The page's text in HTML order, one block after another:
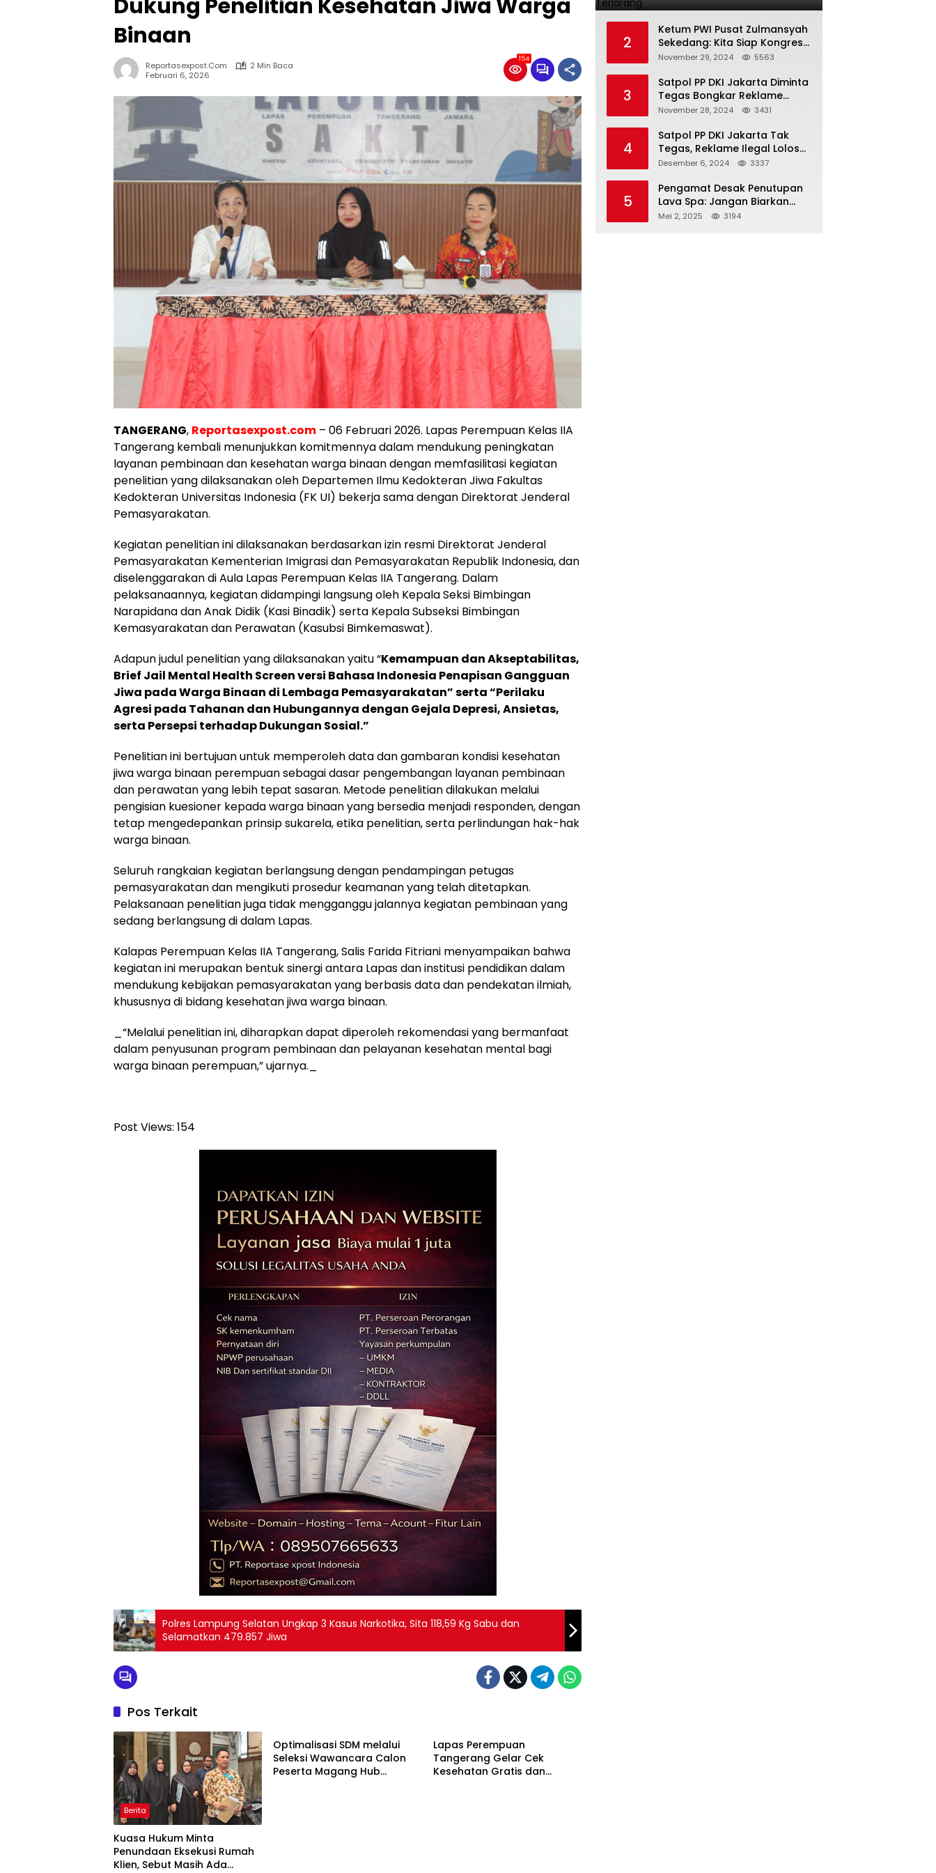
Dukung Penelitian Kesehatan Jiwa Warga
Binaan
Reportasexpost.com
2 Min Baca
Februari 6, 2026
154
TANGERANG, Reportasexpost.com – 06 Februari 2026. Lapas Perempuan Kelas IIA
Tangerang kembali menunjukkan komitmennya dalam mendukung peningkatan
layanan pembinaan dan kesehatan warga binaan dengan memfasilitasi kegiatan
penelitian yang dilaksanakan oleh Departemen Ilmu Kedokteran Jiwa Fakultas
Kedokteran Universitas Indonesia (FK UI) bekerja sama dengan Direktorat Jenderal
Pemasyarakatan.
Kegiatan penelitian ini dilaksanakan berdasarkan izin resmi Direktorat Jenderal
Pemasyarakatan Kementerian Imigrasi dan Pemasyarakatan Republik Indonesia, dan
diselenggarakan di Aula Lapas Perempuan Kelas IIA Tangerang. Dalam
pelaksanaannya, kegiatan didampingi langsung oleh Kepala Seksi Bimbingan
Narapidana dan Anak Didik (Kasi Binadik) serta Kepala Subseksi Bimbingan
Kemasyarakatan dan Perawatan (Kasubsi Bimkemaswat).
Adapun judul penelitian yang dilaksanakan yaitu “Kemampuan dan Akseptabilitas,
Brief Jail Mental Health Screen versi Bahasa Indonesia Penapisan Gangguan
Jiwa pada Warga Binaan di Lembaga Pemasyarakatan” serta “Perilaku
Agresi pada Tahanan dan Hubungannya dengan Gejala Depresi, Ansietas,
serta Persepsi terhadap Dukungan Sosial.”
Penelitian ini bertujuan untuk memperoleh data dan gambaran kondisi kesehatan
jiwa warga binaan perempuan sebagai dasar pengembangan layanan pembinaan
dan perawatan yang lebih tepat sasaran. Metode penelitian dilakukan melalui
pengisian kuesioner kepada warga binaan yang bersedia menjadi responden, dengan
tetap mengedepankan prinsip sukarela, etika penelitian, serta perlindungan hak-hak
warga binaan.
Seluruh rangkaian kegiatan berlangsung dengan pendampingan petugas
pemasyarakatan dan mengikuti prosedur keamanan yang telah ditetapkan.
Pelaksanaan penelitian juga tidak mengganggu jalannya kegiatan pembinaan yang
sedang berlangsung di dalam Lapas.
Kalapas Perempuan Kelas IIA Tangerang, Salis Farida Fitriani menyampaikan bahwa
kegiatan ini merupakan bentuk sinergi antara Lapas dan institusi pendidikan dalam
mendukung kebijakan pemasyarakatan yang berbasis data dan pendekatan ilmiah,
khususnya di bidang kesehatan jiwa warga binaan.
_“Melalui penelitian ini, diharapkan dapat diperoleh rekomendasi yang bermanfaat
dalam penyusunan program pembinaan dan pelayanan kesehatan mental bagi
warga binaan perempuan,” ujarnya._
Post Views: 154
Polres Lampung Selatan Ungkap 3 Kasus Narkotika, Sita 118,59 Kg Sabu dan
Selamatkan 479.857 Jiwa
Pos Terkait
Berita
Kuasa Hukum Minta
Penundaan Eksekusi Rumah
Klien, Sebut Masih Ada
Optimalisasi SDM melalui
Seleksi Wawancara Calon
Peserta Magang Hub
Lapas Perempuan
Tangerang Gelar Cek
Kesehatan Gratis dan
Terlarang
2
Ketum PWI Pusat Zulmansyah
Sekedang: Kita Siap Kongres
PWI Sebelum 15 Desember
November 29, 2024 5563
3
Satpol PP DKI Jakarta Diminta
Tegas Bongkar Reklame
Ilegal
November 28, 2024 3431
4
Satpol PP DKI Jakarta Tak
Tegas, Reklame Ilegal Lolos
Penindakan
Desember 6, 2024 3337
5
Pengamat Desak Penutupan
Lava Spa: Jangan Biarkan
Hukum Tumpul Hadapi ‘Spa
Mei 2, 2025 3194